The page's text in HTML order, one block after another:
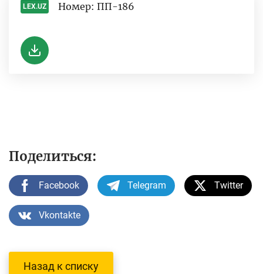
LEX.UZ Номер: ПП-186
Поделиться:
Facebook Telegram Twitter
Vkontakte
Назад к списку